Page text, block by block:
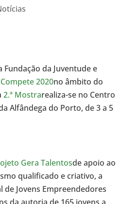
Fundação da Juventude e
Compete 2020no âmbito do
2.ª Mostrarealiza-se no Centro
Alfândega do Porto, de 3 a 5
Gera Talentosde apoio ao
qualificado e criativo, a
de Jovens Empreendedores